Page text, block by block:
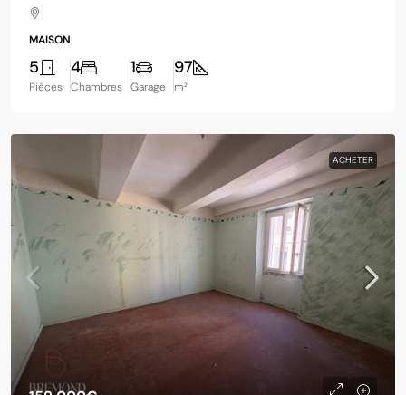
MAISON
5
Pièces
4
Chambres
1
Garage
97
m²
ACHETER